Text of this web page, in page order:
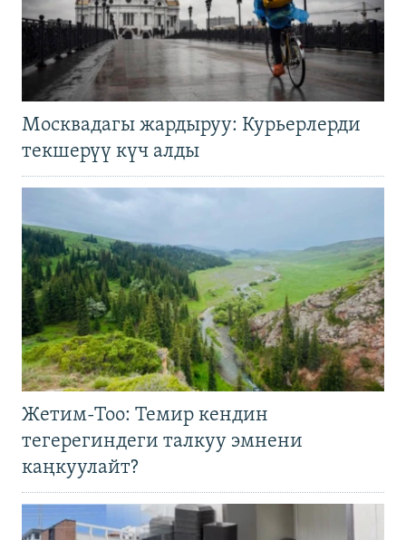
Москвадагы жардыруу: Курьерлерди
текшерүү күч алды
Жетим-Тоо: Темир кендин
тегерегиндеги талкуу эмнени
каңкуулайт?